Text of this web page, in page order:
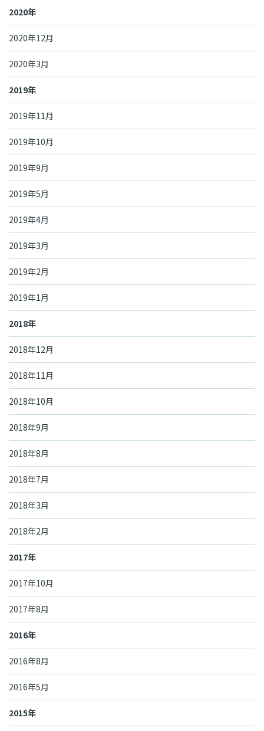
2020年
2020年12月
2020年3月
2019年
2019年11月
2019年10月
2019年9月
2019年5月
2019年4月
2019年3月
2019年2月
2019年1月
2018年
2018年12月
2018年11月
2018年10月
2018年9月
2018年8月
2018年7月
2018年3月
2018年2月
2017年
2017年10月
2017年8月
2016年
2016年8月
2016年5月
2015年